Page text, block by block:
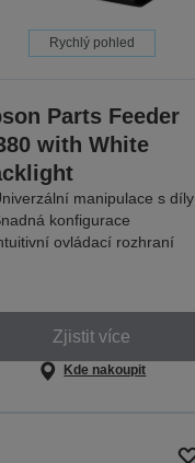
Rychlý pohled
Parts Feeder
with White
manipulace s díly
konfigurace
ovládací rozhraní
Zjistit více
Kde nakoupit